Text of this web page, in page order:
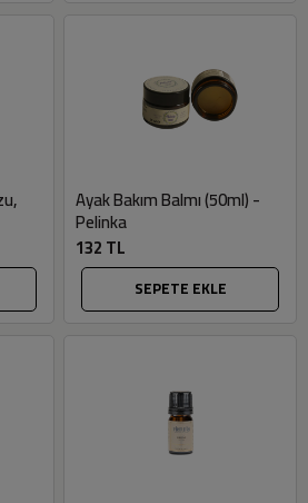
Ayak Bakım Balmı (50ml) -
Pelinka
132 TL
SEPETE EKLE